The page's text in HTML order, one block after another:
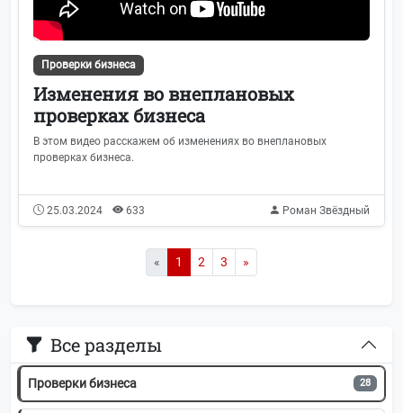
Проверки бизнеса
Изменения во внеплановых
проверках бизнеса
В этом видео расскажем об изменениях во внеплановых
проверках бизнеса.
25.03.2024 633 Роман Звёздный
« 1 2 3 »
Все разделы
Заработная плата 46
МСП
ККТ
Обзоры законов 39
ЕНС 29
Проверки бизнеса 28